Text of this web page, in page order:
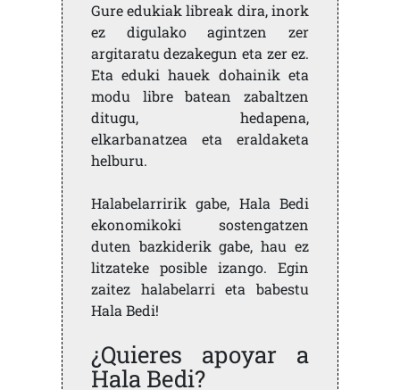
Gure edukiak libreak dira, inork
ez digulako agintzen zer
argitaratu dezakegun eta zer ez.
Eta eduki hauek dohainik eta
modu libre batean zabaltzen
ditugu, hedapena,
elkarbanatzea eta eraldaketa
helburu.
Halabelarririk gabe, Hala Bedi
ekonomikoki sostengatzen
duten bazkiderik gabe, hau ez
litzateke posible izango. Egin
zaitez halabelarri eta babestu
Hala Bedi!
¿Quieres apoyar a
Hala Bedi?